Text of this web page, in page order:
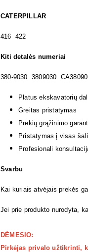
CATERPILLAR
416 422
Kiti detalės numeriai
380-9030 3809030
Platus ekskavatorių
Greitas pristatymas
Prekių grąžinimo
Pristatymas į visas
Profesionali
Svarbu
Kai kuriais atvėjais prekės
Jei prie produkto nurodyta,
DĖMESIO:
Pirkėjas privalo užtikrinti,